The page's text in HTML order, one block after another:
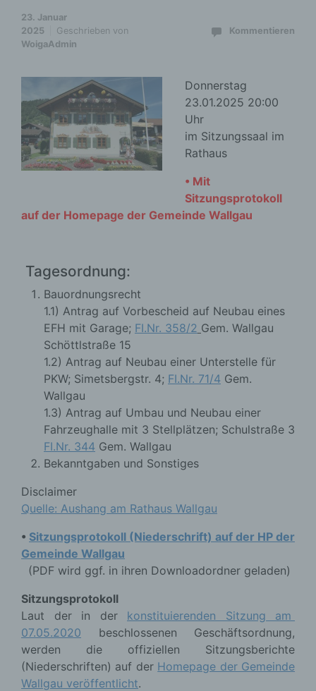
23. Januar
2025
Geschrieben von
WoigaAdmin
Kommentieren
Donnerstag
23.01.2025 20:00
Uhr
im Sitzungssaal im
Rathaus
• Mit
Sitzungsprotokoll
auf der Homepage der Gemeinde Wallgau
Tagesordnung:
Bauordnungsrecht
1.1) Antrag auf Vorbescheid auf Neubau eines
EFH mit Garage; FI.Nr. 358/2 Gem. Wallgau
Schöttlstraße 15
1.2) Antrag auf Neubau einer Unterstelle für
PKW; Simetsbergstr. 4; FI.Nr. 71/4 Gem.
Wallgau
1.3) Antrag auf Umbau und Neubau einer
Fahrzeughalle mit 3 Stellplätzen; Schulstraße 3
FI.Nr. 344 Gem. Wallgau
Bekanntgaben und Sonstiges
Disclaimer
Quelle: Aushang am Rathaus Wallgau
• Sitzungsprotokoll (Niederschrift) auf der HP der
Gemeinde Wallgau
(PDF wird ggf. in ihren Downloadordner geladen)
Sitzungsprotokoll
Laut der in der konstituierenden Sitzung am
07.05.2020 beschlossenen Geschäftsordnung,
werden die offiziellen Sitzungsberichte
(Niederschriften) auf der Homepage der Gemeinde
Wallgau veröffentlicht.